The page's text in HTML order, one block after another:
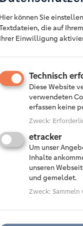
Tafel, die
gespendet.
und Jörn
Arbeit: „Gerade
unschätzbarem
Spende einen
Engagementsind
„Am
rücken, ist genau
Engagement
mit großer
Der regionale
ein
Hier können Sie
die auf
Ihrer Einwilligung
Technisch
Diese Website
verwendeten
erfassen keine
Zweck:
etracker
Um unser
Inhalte
unseren
und gemeldet.
Zweck: Sammeln